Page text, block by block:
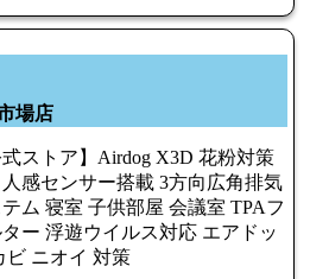
場店
式ストア】Airdog X3D 花粉対策
感センサー搭載 3方向広角排気
テム 寝室 子供部屋 会議室 TPAフ
ター 浮遊ウイルス対応 エアドッ
ビ ニオイ 対策